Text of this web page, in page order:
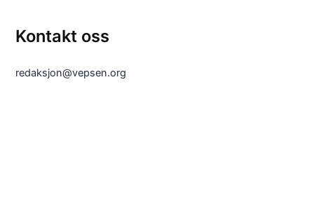
Kontakt oss
redaksjon@vepsen.org